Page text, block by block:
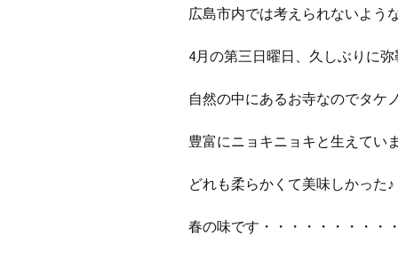
広島市内では考えられないよう
4月の第三日曜日、久しぶりに弥
自然の中にあるお寺なのでタケ
豊富にニョキニョキと生えてい
どれも柔らかくて美味しかった♪
春の味です・・・・・・・・・